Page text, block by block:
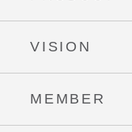
VISION
MEMBER